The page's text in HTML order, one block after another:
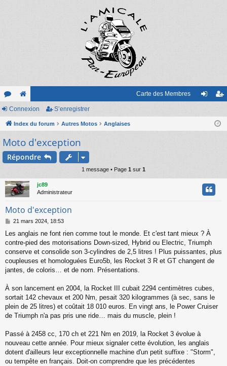
or
u
m
e
sit
e
Carte des Membres
nr
Connexion S’enregistrer
Index du forum Autres Motos Anglaises
Moto d'exception
Répondre
1 message • Page 1 sur 1
jc89
Administrateur
Moto d'exception
M
s
s
a
g
21 mars 2024, 18:53
Les anglais ne font rien comme tout le monde. Et c'est tant mieux ? À
contre-pied des motorisations Down-sized, Hybrid ou Electric, Triumph
conserve et consolide son 3-cylindres de 2,5 litres ! Plus puissantes, plus
coupleuses et homologuées Euro5b, les Rocket 3 R et GT changent de
jantes, de coloris… et de nom. Présentations.
À son lancement en 2004, la Rocket III cubait 2294 centimètres cubes,
sortait 142 chevaux et 200 Nm, pesait 320 kilogrammes (à sec, sans le
plein de 25 litres) et coûtait 18 010 euros. En vingt ans, le Power Cruiser
de Triumph n'a pas pris une ride… mais du muscle, plein !
Passé à 2458 cc, 170 ch et 221 Nm en 2019, la Rocket 3 évolue à
nouveau cette année. Pour mieux signaler cette évolution, les anglais
dotent d'ailleurs leur exceptionnelle machine d'un petit suffixe : "Storm",
ou tempête en français. Doit-on comprendre que les précédentes